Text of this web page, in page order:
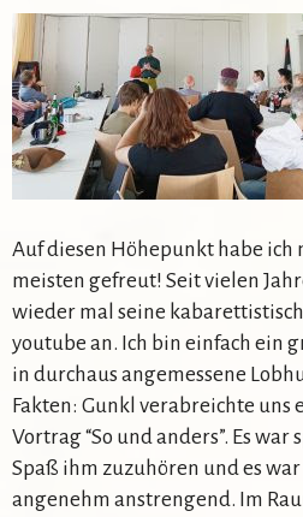
Auf diesen Höhepunkt habe ich
meisten gefreut! Seit vielen
wieder mal seine
youtube an. Ich bin einfach ein
in durchaus angemessene
Fakten: Gunkl verabreichte uns
Vortrag “So und anders”. Es war
Spaß ihm zuzuhören und es
angenehm anstrengend. Im